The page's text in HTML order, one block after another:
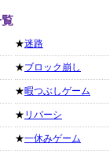
★迷路
★ブロック崩し
★暇つぶしゲーム
★ リバーシ
★一休みゲーム